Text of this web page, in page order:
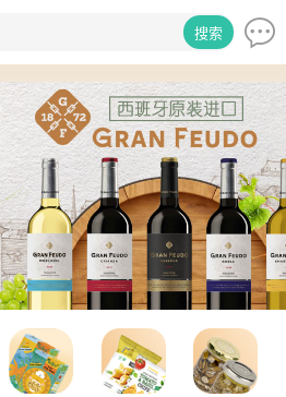
搜索